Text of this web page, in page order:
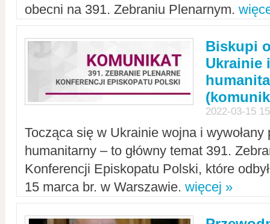
obecni na 391. Zebraniu Plenarnym.
Biskupi
Ukrainie
2022-03-15
Tocząca się w Ukrainie wojna i
humanitarny – to główny temat 391.
Konferencji Episkopatu Polski, które
15 marca br. w Warszawie. więcej »